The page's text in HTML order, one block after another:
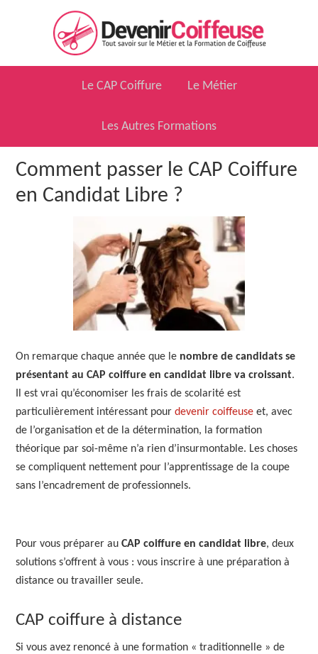
navigation
content
sidebar
Le CAP Coiffure Le Métier
Les Autres Formations
Comment passer le CAP Coiffure
en Candidat Libre ?
On remarque chaque année que le nombre de candidats se
présentant au CAP coiffure en candidat libre va croissant.
Il est vrai qu’économiser les frais de scolarité est
particulièrement intéressant pourdevenir coiffeuse et, avec
de l’organisation et de la détermination, la formation
théorique par soi-même n’a rien d’insurmontable. Les choses
se compliquent nettement pour l’apprentissage de la coupe
sans l’encadrement de professionnels.
Pour vous préparer auCAP coiffure en candidat libre, deux
solutions s’offrent à vous : vous inscrire à une préparation à
distance ou travailler seule.
CAP coiffure à distance
Si vous avez renoncé à une formation « traditionnelle » de